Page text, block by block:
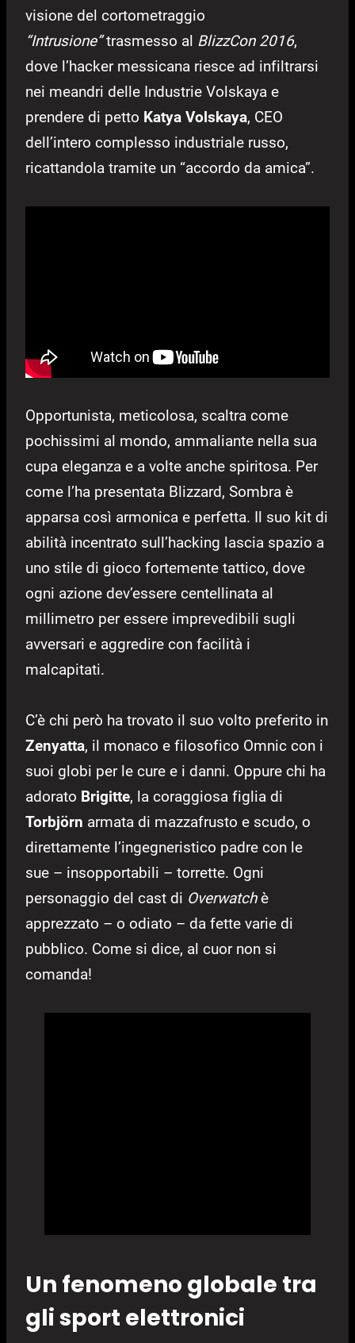
visione del cortometraggio
“Intrusione”trasmesso al BlizzCon 2016,
dove l’hacker messicana riesce ad infiltrarsi
nei meandri delle Industrie Volskaya e
prendere di petto Katya Volskaya, CEO
dell’intero complesso industriale russo,
ricattandola tramite un “accordo da amica”.
Opportunista, meticolosa, scaltra come
pochissimi al mondo, ammaliante nella sua
cupa eleganza e a volte anche spiritosa. Per
come l’ha presentata Blizzard, Sombra è
apparsa così armonica e perfetta. Il suo kit di
abilità incentrato sull’hacking lascia spazio a
uno stile di gioco fortemente tattico, dove
ogni azione dev’essere centellinata al
millimetro per essere imprevedibili sugli
avversari e aggredire con facilità i
malcapitati.
C’è chi però ha trovato il suo volto preferito in
Zenyatta, il monaco e filosofico Omnic con i
suoi globi per le cure e i danni. Oppure chi ha
adorato Brigitte, la coraggiosa figlia di
Torbjörn armata di mazzafrusto e scudo, o
direttamente l’ingegneristico padre con le
sue – insopportabili – torrette. Ogni
personaggio del cast di Overwatchè
apprezzato – o odiato – da fette varie di
pubblico. Come si dice, al cuor non si
comanda!
Un fenomeno globale tra
gli sport elettronici